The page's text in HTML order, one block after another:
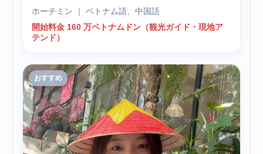
ホーチミン ｜ ベトナム語、中国語
開始料金 160 万ベトナムドン（観光ガイド・現地ア
テンド）
おすすめ